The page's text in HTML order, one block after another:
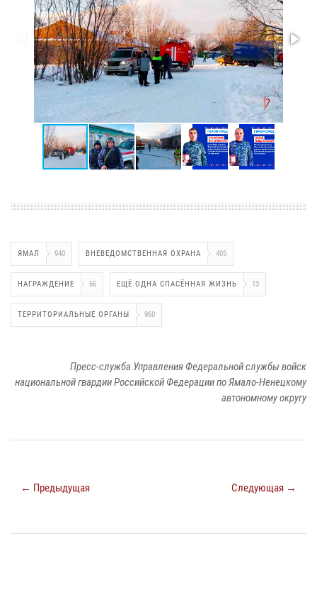
ЯМАЛ 940 ВНЕВЕДОМСТВЕННАЯ ОХРАНА 405
НАГРАЖДЕНИЕ 66 ЕЩЁ ОДНА СПАСЁННАЯ ЖИЗНЬ 13
ТЕРРИТОРИАЛЬНЫЕ ОРГАНЫ 960
Пресс-служба Управления Федеральной службы войск
национальной гвардии Российской Федерации по Ямало-Ненецкому
автономному округу
← Предыдущая Следующая →